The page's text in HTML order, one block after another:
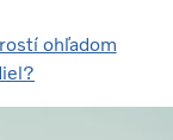
ohľadom